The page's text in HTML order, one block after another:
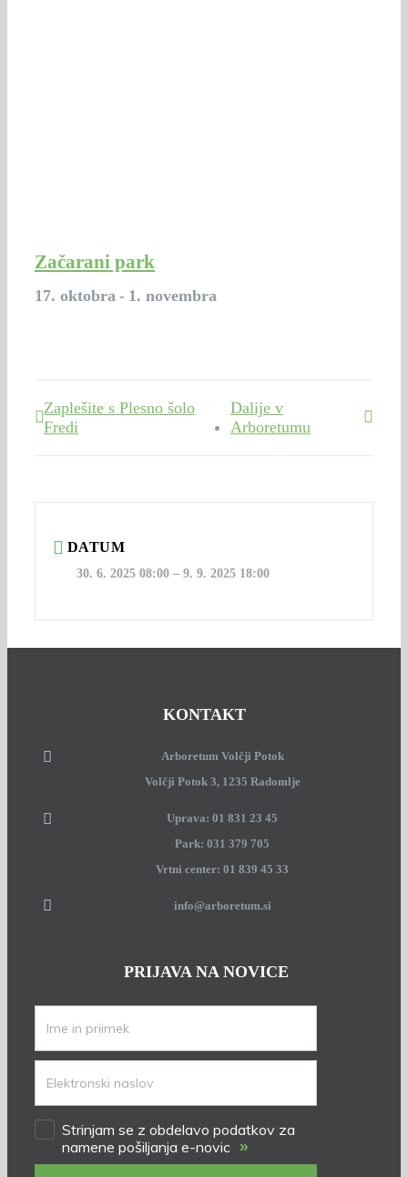
Začarani park
17. oktobra - 1. novembra
Zaplešite s Plesno šolo
Fredi
Dalije v
Arboretumu
DATUM
30. 6. 2025 08:00– 9. 9. 2025 18:00
KONTAKT
Arboretum Volčji Potok
Volčji Potok 3, 1235 Radomlje
Uprava: 01 831 23 45
Park: 031 379 705
Vrtni center: 01 839 45 33
info@arboretum.si
PRIJAVA NA NOVICE
Strinjam se z obdelavo podatkov za
namene pošiljanja e-novic »